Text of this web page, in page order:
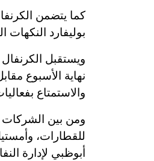
كما يتضمن
بوليفارد
ويستقبل
والاستمتاع
ومن بين الشركات
للقطارات،
أبوظبي لإدارة